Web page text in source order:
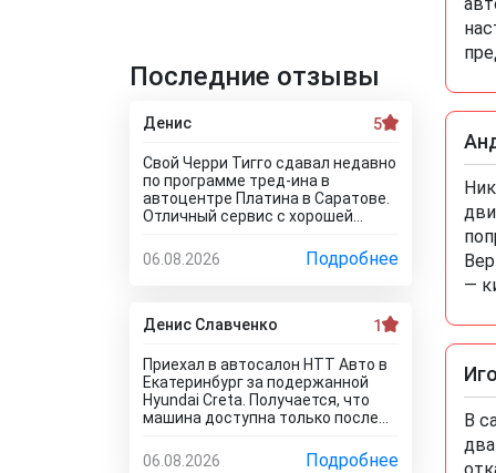
—
В
Последние отзывы
Денис 5
Свой Черри Тигго сдавал недавно
по программе тред-ина в
автоцентре Платина в Саратове.
Отличный сервис с хорошей
тут специально никто цены не
занижает, все честно и
мне сразу предложили
салоне. Для клиента это важно,
самому возиться не надо.
Сделали все быстро и поставили
нормальную цену. Теперь буду
ждать , пока тачку продадут, не
справятся так как тут работают
06.08.2026 Подробнее
Денис Славченко 1
Приехал в автосалон НТТ Авто в
Екатеринбург за подержанной
Hyundai Creta. Получается, что
машина доступна только после
идеальном состоянии здесь
06.08.2026 Подробнее